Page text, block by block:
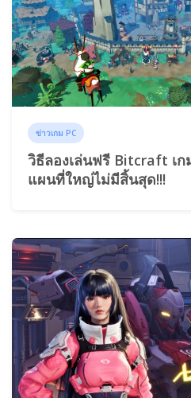
ข่าวเกม PC
วิธีลองเล่นฟรี Bitcraft เก
แผนที่ใหญ่ไม่มีสิ้นสุด!!!